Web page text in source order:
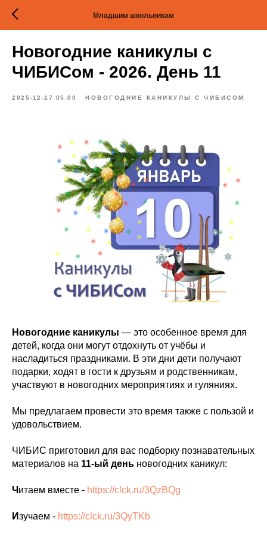
Младшим школьникам
Новогодние каникулы с
ЧИБИСом - 2026. День 11
2025-12-17 05:00 НОВОГОДНИЕ КАНИКУЛЫ С ЧИБИСОМ
Новогодние каникулы — это особенное время для
детей, когда они могут отдохнуть от учёбы и
насладиться праздниками. В эти дни дети получают
подарки, ходят в гости к друзьям и родственникам,
участвуют в новогодних мероприятиях и гуляниях.
Мы предлагаем провести это время также с пользой и
удовольствием.
ЧИБИС приготовил для вас подборку познавательных
материалов на 11-ый день новогодних каникул:
Ч итаем вместе - https://clck.ru/3QzBQg
Изучаем - https://clck.ru/3QyTKb